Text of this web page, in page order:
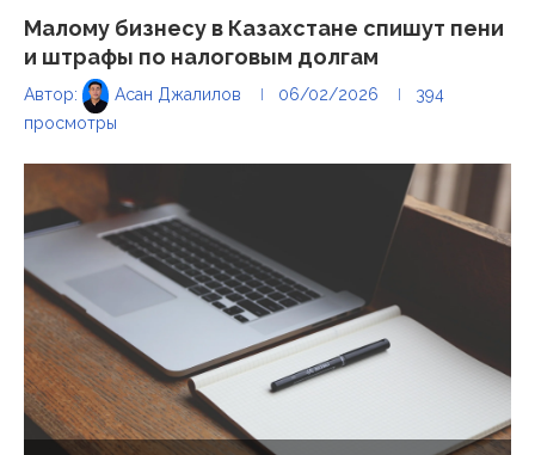
Малому бизнесу в Казахстане спишут пени
и штрафы по налоговым долгам
Автор: Асан Джалилов 06/02/2026
394
просмотры